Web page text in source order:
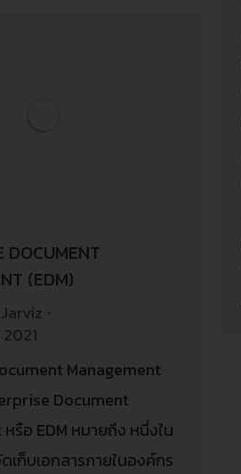
DOCUMENT
(EDM)
Management
Document
รือ EDM หมายถึง หนึ่งใน
เก็บเอกสารภายในองค์กร